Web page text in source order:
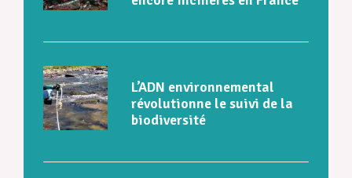
L’ADN environnemental
révolutionne le suivi de la
biodiversité